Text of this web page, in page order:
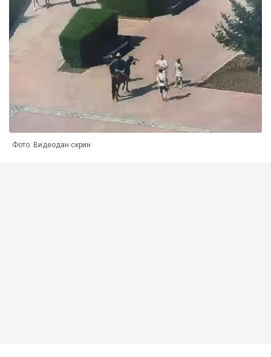
Фото: Видеодан скрин